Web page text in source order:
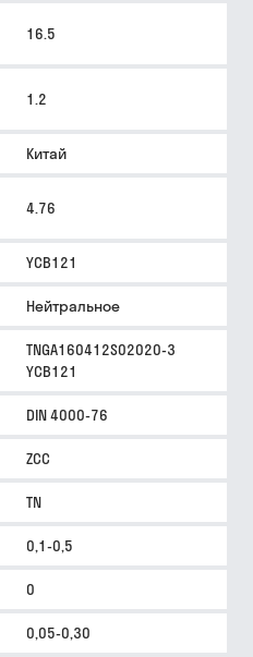
16.5
1.2
Китай
4.76
YCB121
Нейтральное
TNGA160412S02020-3
YCB121
DIN 4000-76
ZCC
TN
0,1-0,5
0
0,05-0,30